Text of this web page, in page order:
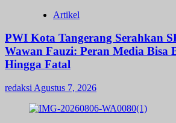
Artikel
PWI Kota Tangerang Serahkan
Wawan Fauzi: Peran Media Bisa
Hingga Fatal
redaksi Agustus 7, 2026